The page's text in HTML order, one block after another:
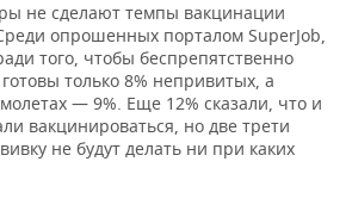
не сделают темпы вакцинации
опрошенных порталом SuperJob,
того, чтобы беспрепятственно
только 8% непривитых, а
— 9%. Еще 12% сказали, что и
вакцинироваться, но две трети
не будут делать ни при каких